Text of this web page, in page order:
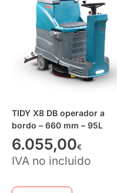
TIDY X8 DB operador a
bordo – 660 mm – 95L
6.055,00€
IVA no incluido